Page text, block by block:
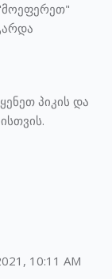
პიკის და
10:11 AM